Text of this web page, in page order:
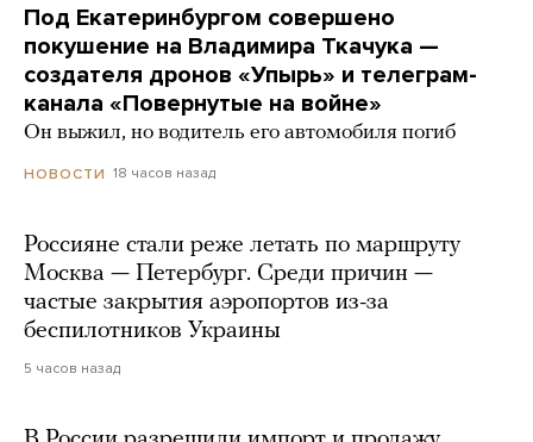
Под Екатеринбургом совершено
покушение на Владимира Ткачука —
создателя дронов «Упырь» и телеграм-
канала «Повернутые на войне»
Он выжил, но водитель его автомобиля погиб
НОВОСТИ 18 часов назад
Россияне стали реже летать по маршруту
Москва — Петербург. Среди причин —
частые закрытия аэропортов из-за
беспилотников Украины
5 часов назад